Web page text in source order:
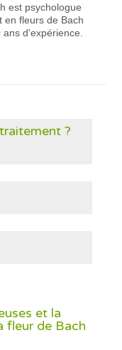
est psychologue
en fleurs de Bach
d'expérience.
?
et la
fleur de Bach